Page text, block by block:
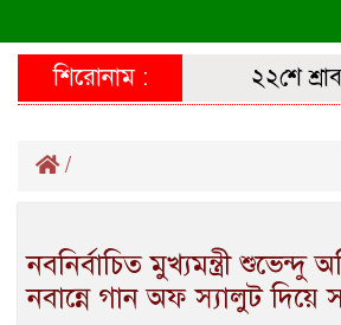
শিরোনাম : ২২শে
/
নবনির্বাচিত মুখ্যমন্ত্রী শুভেন্দু
নবান্নে গান অফ স্যালুট দিয়ে